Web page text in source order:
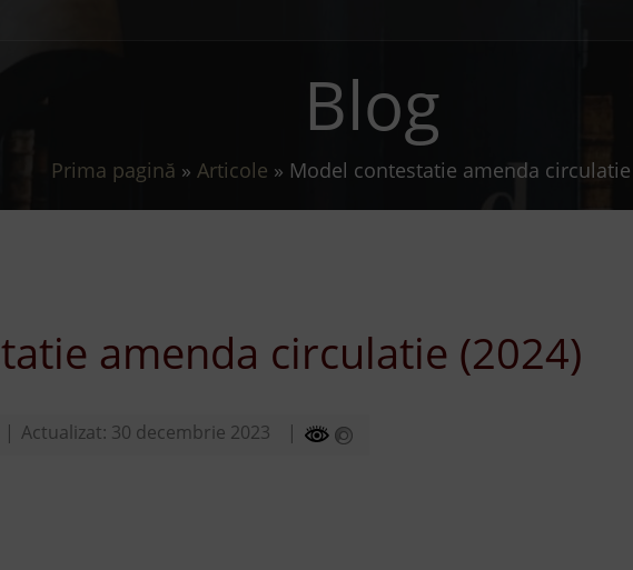
Blog
Prima pagină » Articole » Model contestatie amenda circulatie
amenda circulatie (2024)
Actualizat: 30 decembrie 2023